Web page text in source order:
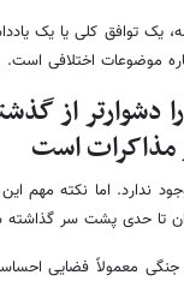
یک توافق کلی یا یک
موضوعات اختلافی است.
را دشوارتر از
مذاکرات است
ندارد. اما نکته مهم
تا حدی پشت سر
معمولاً فضایی